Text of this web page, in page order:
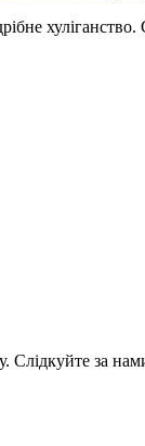
хуліганство.
Слідкуйте за